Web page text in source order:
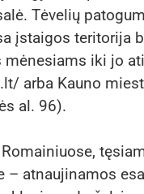
Tėvelių
įstaigos teritorija
iki jo
arba Kauno
al. 96).
atnaujinamos